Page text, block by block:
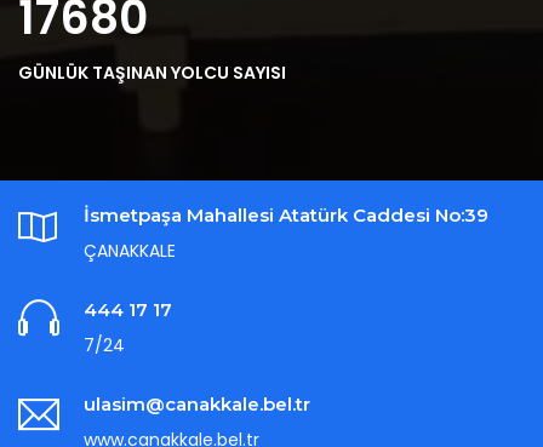
19720
GÜNLÜK TAŞINAN YOLCU SAYISI
İsmetpaşa Mahallesi Atatürk Caddesi No:39
ÇANAKKALE
444 17 17
7/24
ulasim@canakkale.bel.tr
www.canakkale.bel.tr